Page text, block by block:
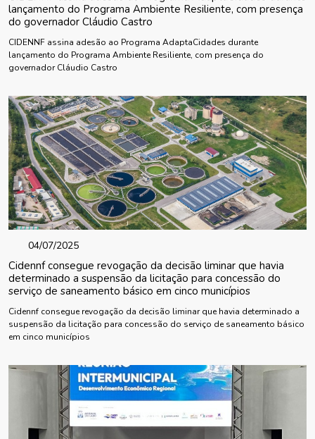
lançamento do Programa Ambiente Resiliente, com presença
do governador Cláudio Castro
CIDENNF assina adesão ao Programa AdaptaCidades durante
lançamento do Programa Ambiente Resiliente, com presença do
governador Cláudio Castro
04/07/2025
Cidennf consegue revogação da decisão liminar que havia
determinado a suspensão da licitação para concessão do
serviço de saneamento básico em cinco municípios
Cidennf consegue revogação da decisão liminar que havia determinado a
suspensão da licitação para concessão do serviço de saneamento básico
em cinco municípios